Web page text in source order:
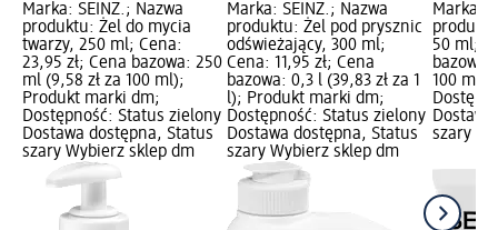
Marka: SEINZ.; Nazwa
produktu: Żel do mycia
twarzy, 250 ml; Cena:
23,95 zł; Cena bazowa: 250
ml (9,58 zł za 100 ml);
Produkt marki dm;
Dostępność: Status zielony
Dostawa dostępna, Status
szary Wybierz sklep dm
Marka: SEINZ.; Nazwa
produktu: Żel pod prysznic
odświeżający, 300 ml;
Cena: 11,95 zł; Cena
bazowa: 0,3 l (39,83 zł za 1
l); Produkt marki dm;
Dostępność: Status zielony
Dostawa dostępna, Status
szary Wybierz sklep dm
Marka:
50 ml;
bazowa:
100 ml);
szary